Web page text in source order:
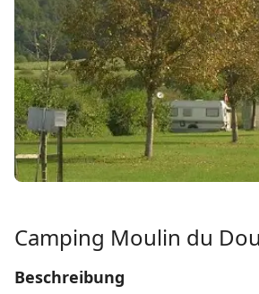
Camping Moulin du
Beschreibung